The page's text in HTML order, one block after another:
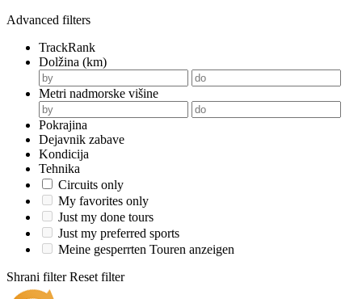
Advanced filters
TrackRank
Dolžina (km)
Metri nadmorske višine
Pokrajina
Dejavnik zabave
Kondicija
Tehnika
Circuits only
My favorites only
Just my done tours
Just my preferred sports
Meine gesperrten Touren anzeigen
Shrani filter Reset filter